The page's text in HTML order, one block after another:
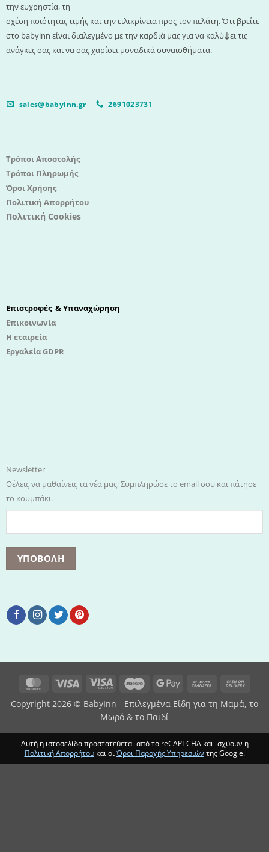
την ευχρηστία, τη
σχέση ποιότητας τιμής και την ειλικρίνεια προς τον πελάτη. Ότι βρείτε
στο babyinn είναι διαλεγμένο με την καρδιά μας για να καλύψει τις
ανάγκες σας και να σας χαρίσει μοναδικά συναισθήματα.
sales@babyinn.gr 2691023731
Τρόποι Αποστολής
Τρόποι Πληρωμής
Όροι Χρήσης
Πολιτική Απορρήτου
Πολιτική Cookies
Επιστροφές & Υπαναχώρηση
Επικοινωνία
Η εταιρεία
Εργαλεία GDPR
Newsletter
Θέλεις να μαθαίνεις τα νέα μας; Συμπληρώσε το email σου και πάτησε
το κουμπάκι.
MasterCard
Visa
Visa
MaestroGoogle
Bank
Copyright 2026 © BabyInn - Επιλεγμένα Είδη για τη Μαμά, το
Μωρό & το Παιδί
Αυτή η ιστοσελίδα προστατεύεται από το reCAPTCHA και ισχύουν η
Πολιτική Απορρήτουκαι οιΌροι Παροχής Υπηρεσιών της Google.